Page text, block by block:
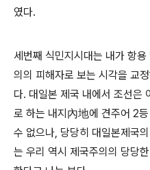
였다.
세번째 식민지시대는 내가 항
의의 피해자로 보는 시각을 교
다. 대일본 제국 내에서 조선은
로 하는 내지內地에 견주어 2
수 없으나, 당당히 대일본제국
는 우리 역시 제국주의의 당당